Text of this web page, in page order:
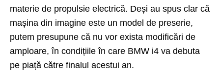
materie de propulsie electrică. Deși au spus clar că
mașina din imagine este un model de preserie,
putem presupune că nu vor exista modificări de
amploare, în condițiile în care BMW i4 va debuta
pe piață către finalul acestui an.